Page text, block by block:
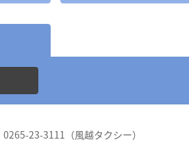
23-3111（風越タクシー）